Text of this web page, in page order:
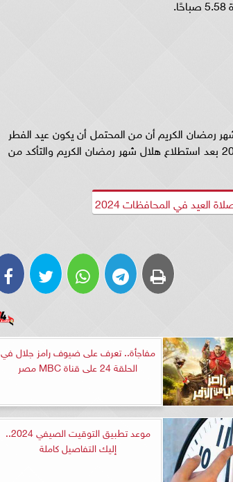
رمضان الكريم أن من المحتمل أن يكون عيد الفطر
المبارك يوم 10 أبريل 2024 سوف يتم التأكد من الأمر يوم 8 أبريل 2024 بعد استطلاع هلال شهر رمضان الكريم والتأكد من
العيد في المحافظات 2024
مفاجأة.. تعرف على ضيوف رامز جلال في
الحلقة 24 على قناة MBC مصر
موعد تطبيق التوقيت الصيفي 2024..
إليك التفاصيل كاملة